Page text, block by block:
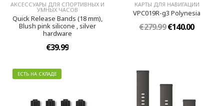
АКСЕССУАРЫ ДЛЯ СПОРТИВНЫХ И
УМНЫХ ЧАСОВ
Quick Release Bands (18 mm),
Blush pink silicone , silver
hardware
€39.99
КАРТЫ ДЛЯ НАВИГАЦИИ
VPC019R-g3 Polynesia
€279.99€140.00
ЕСТЬ НА СКЛАДЕ